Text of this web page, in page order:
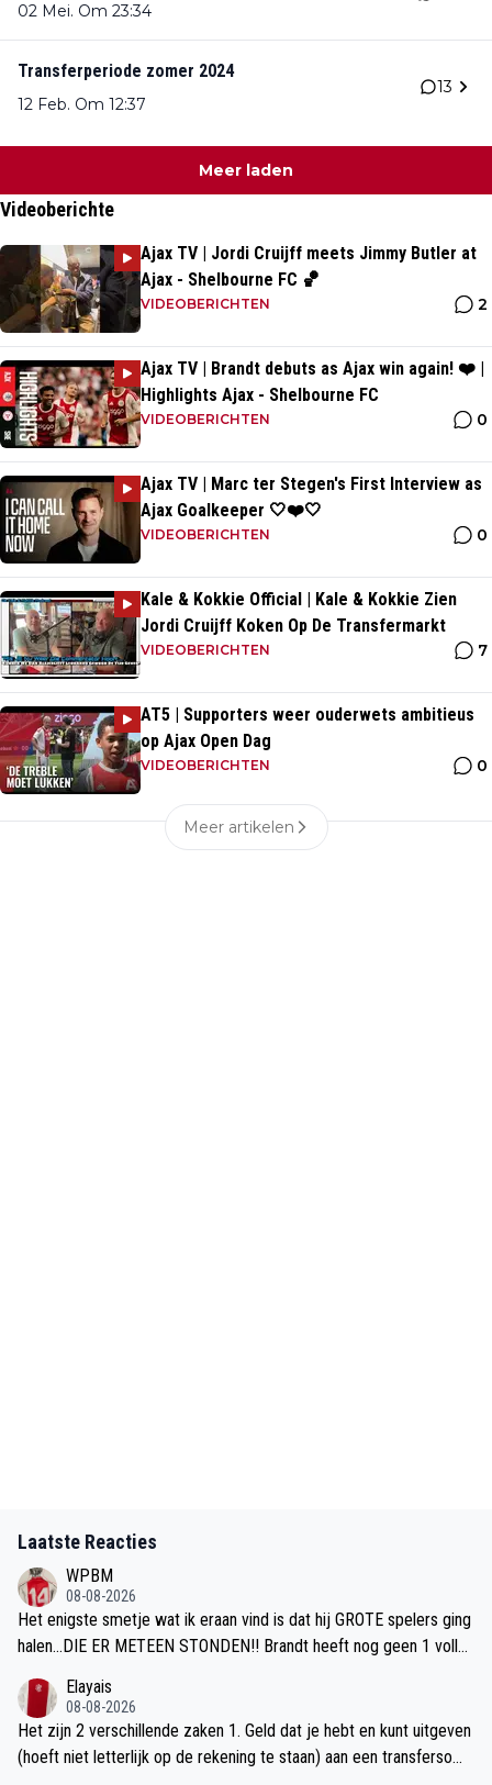
02 Mei. Om 23:34
Transferperiode zomer 2024
12 Feb. Om 12:37
13
Meer laden
Videoberichte
Ajax TV | Jordi Cruijff meets Jimmy Butler at
Ajax - Shelbourne FC 🏀
VIDEOBERICHTEN 2
Ajax TV | Brandt debuts as Ajax win again! ❤️ |
Highlights Ajax - Shelbourne FC
VIDEOBERICHTEN 0
Ajax TV | Marc ter Stegen's First Interview as
Ajax Goalkeeper 🤍❤️🤍
VIDEOBERICHTEN 0
Kale & Kokkie Official | Kale & Kokkie Zien
Jordi Cruijff Koken Op De Transfermarkt
VIDEOBERICHTEN 7
AT5 | Supporters weer ouderwets ambitieus
op Ajax Open Dag
VIDEOBERICHTEN 0
Meer artikelen
Laatste Reacties
WPBM
08-08-2026
Het enigste smetje wat ik eraan vind is dat hij GROTE spelers ging
halen...DIE ER METEEN STONDEN!! Brandt heeft nog geen 1 volle
ten we de competitie alweer met dezelfde 11 van vorig jaar en ku
n je zo weer tegen een zeperd aanlopen!
Elayais
08-08-2026
Het zijn 2 verschillende zaken 1. Geld dat je hebt en kunt uitgeven
(hoeft niet letterlijk op de rekening te staan) aan een transfersom